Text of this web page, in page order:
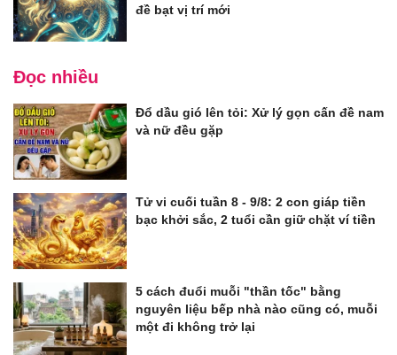
đề bạt vị trí mới
Đọc nhiều
Đổ dầu gió lên tỏi: Xử lý gọn cấn đề nam
và nữ đều gặp
Tử vi cuối tuần 8 - 9/8: 2 con giáp tiền
bạc khởi sắc, 2 tuổi cần giữ chặt ví tiền
5 cách đuổi muỗi "thần tốc" bằng
nguyên liệu bếp nhà nào cũng có, muỗi
một đi không trở lại